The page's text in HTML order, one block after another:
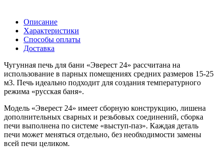
Описание
Характеристики
Способы оплаты
Доставка
Чугунная печь для бани «Эверест 24» рассчитана на
использование в парных помещениях средних размеров 15-25
м3. Печь идеально подходит для создания температурного
режима «русская баня».
Модель «Эверест 24» имеет сборную конструкцию, лишена
дополнительных сварных и резьбовых соединений, сборка
печи выполнена по системе «выступ-паз». Каждая деталь
печи может меняться отдельно, без необходимости замены
всей печи целиком.